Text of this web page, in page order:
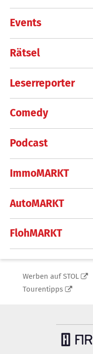
Events
Rätsel
Leserreporter
Comedy
Podcast
ImmoMARKT
AutoMARKT
FlohMARKT
Werben auf STOL
Tourentipps